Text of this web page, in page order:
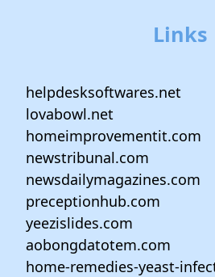
Links
helpdesksoftwares.net
lovabowl.net
homeimprovementit.com
newstribunal.com
newsdailymagazines.com
preceptionhub.com
yeezislides.com
aobongdatotem.com
home-remedies-yeast-